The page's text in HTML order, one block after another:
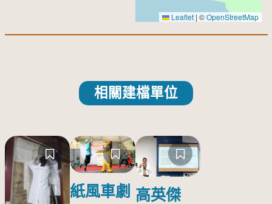
Leaflet | ©OpenStreetMap
相關建檔單位
紙風車劇 高英傑